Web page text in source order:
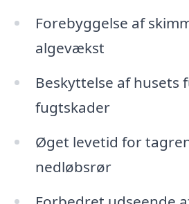
Forebyggelse af
algevækst
Beskyttelse af husets
fugtskader
Øget levetid for
nedløbsrør